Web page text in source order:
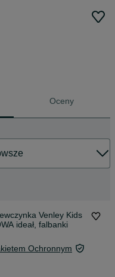
Oceny
Venley Kids
ideał, falbanki
Ochronnym